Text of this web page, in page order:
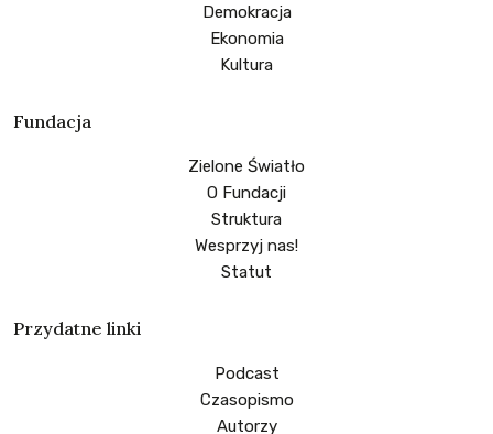
Demokracja
Ekonomia
Kultura
Fundacja
Zielone Światło
O Fundacji
Struktura
Wesprzyj nas!
Statut
Przydatne linki
Podcast
Czasopismo
Autorzy